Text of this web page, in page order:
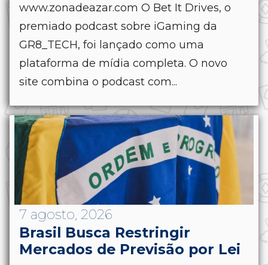
www.zonadeazar.com O Bet It Drives, o
premiado podcast sobre iGaming da
GR8_TECH, foi lançado como uma
plataforma de mídia completa. O novo
site combina o podcast com...
7 agosto, 2026
Brasil Busca Restringir
Mercados de Previsão por Lei